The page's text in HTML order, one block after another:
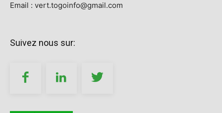
Email : vert.togoinfo@gmail.com
Suivez nous sur: